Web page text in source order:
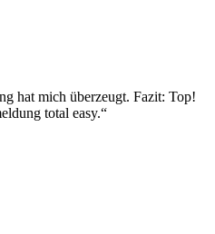
hat mich überzeugt. Fazit: Top!
total easy.“